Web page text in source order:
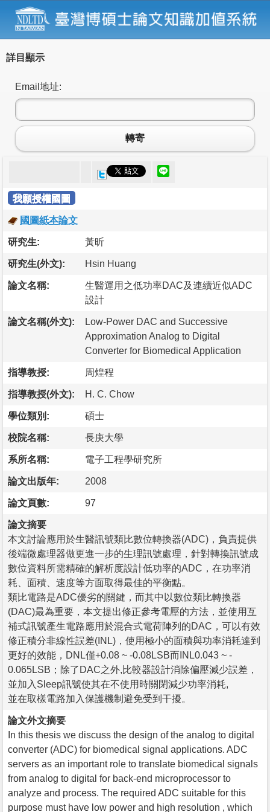
詳目顯示
Email地址:
轉寄
我願授權國圖
國圖紙本論文
研究生: 黃昕
研究生(外文): Hsin Huang
論文名稱:
生醫運用之低功率DAC及連續近似ADC
設計
論文名稱(外文):
Low-Power DAC and Successive
Approximation Analog to Digital
Converter for Biomedical Application
指導教授: 周煌程
指導教授(外文): H. C. Chow
學位類別: 碩士
校院名稱: 長庚大學
系所名稱: 電子工程學研究所
論文出版年: 2008
論文頁數: 97
論文摘要
本文討論應用於生醫訊號類比數位轉換器(ADC)，負責提供
後端微處理器做更進一步的生理訊號處理，針對轉換訊號成
數位資料所需精確的解析度設計低功率的ADC，在功率消
耗、面積、速度等方面取得最佳的平衡點。
類比電路是ADC優劣的關鍵，而其中以數位類比轉換器
(DAC)最為重要，本文提出修正參考電壓的方法，並使用互
補式訊號產生電路應用於混合式電荷陣列的DAC，可以有效
修正積分非線性誤差(INL)，使用極小的面積與功率消耗達到
更好的效能，DNL僅+0.08 ~ -0.08LSB而INL0.043 ~ -
0.065LSB；除了DAC之外,比較器設計消除偏壓減少誤差，
並加入Sleep訊號使其在不使用時關閉減少功率消耗,
並在取樣電路加入保護機制避免受到干擾。
論文外文摘要
In this thesis we discuss the design of the analog to digital
converter (ADC) for biomedical signal applications. ADC
servers as an important role to translate biomedical signals
from analog to digital for back-end microprocessor to
analyze and process. The required ADC suitable for this
purpose must have low power and high resolution , which